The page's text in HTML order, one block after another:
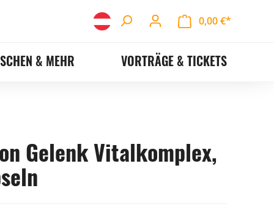
0,00 €*
& MEHR VORTRÄGE & TICKETS
Gelenk Vitalkomplex,